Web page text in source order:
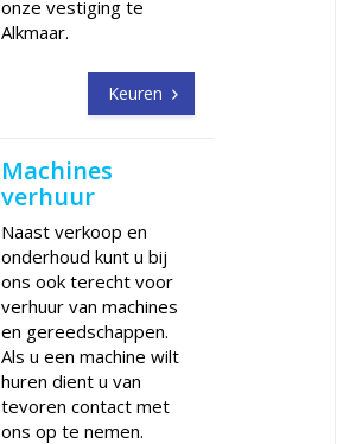
onze vestiging te
Alkmaar.
Keuren
Machines
verhuur
Naast verkoop en
onderhoud kunt u bij
ons ook terecht voor
verhuur van machines
en gereedschappen.
Als u een machine wilt
huren dient u van
tevoren contact met
ons op te nemen.